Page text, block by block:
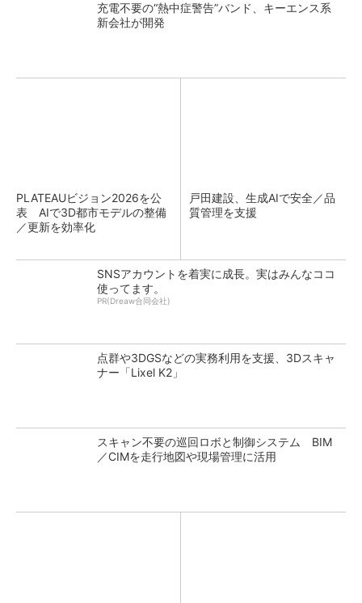
充電不要の“熱中症警告”バンド、キーエンス系
新会社が開発
PLATEAUビジョン2026を公
表 AIで3D都市モデルの整備
／更新を効率化
戸田建設、生成AIで安全／品
質管理を支援
SNSアカウントを着実に成長。実はみんなココ
使ってます。
PR(Dreaw合同会社)
点群や3DGSなどの実務利用を支援、3Dスキャ
ナー「Lixel K2」
スキャン不要の巡回ロボと制御システム BIM
／CIMを走行地図や現場管理に活用